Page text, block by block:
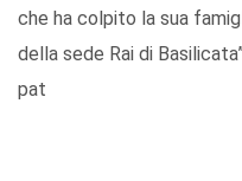
che ha colpito la sua
della sede Rai di
pat